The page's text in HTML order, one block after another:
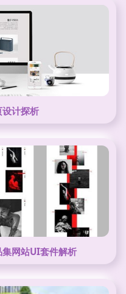
计探析
网站UI套件解析